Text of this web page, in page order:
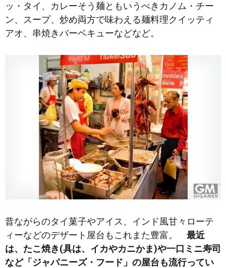
ッ・タイ、カレーそう麺ともいうべきカノム・チー
ン、スープ、炒め両方で味わえる麺料理クイッティ
アオ、串焼きバーベキューなどなど。
昔ながらのタイ菓子やアイス、インド風甘々ローテ
ィーなどのデザート屋台もこれまた豊富。 最近
は、たこ焼き(具は、イカやカニかま)や一口ミニ寿司
など「ジャパニーズ・フード」の屋台も流行ってい